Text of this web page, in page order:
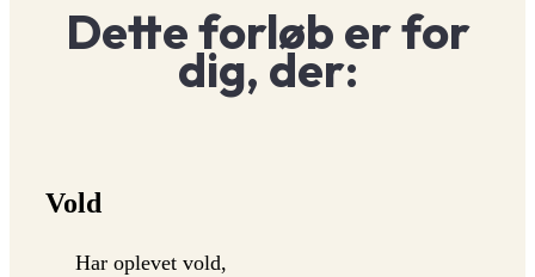
Dette forløb er for
dig, der:
Vold
Har oplevet vold,